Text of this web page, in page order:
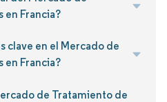
en Francia?
clave en el Mercado de
en Francia?
de Tratamiento de